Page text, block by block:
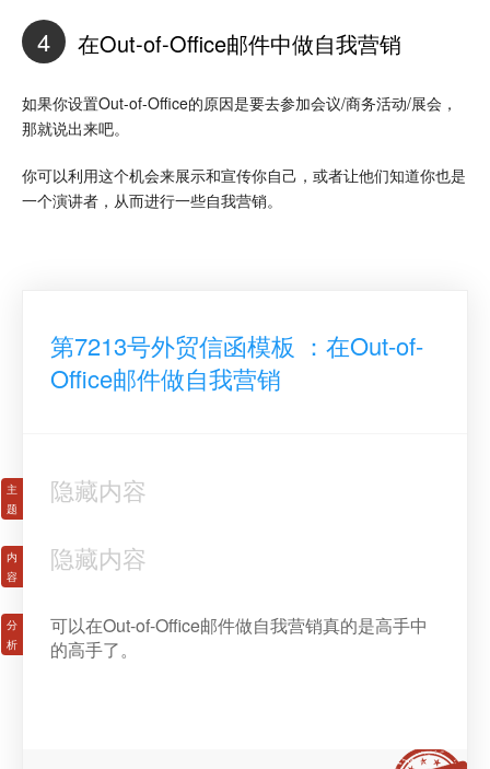
4 在Out-of-Office邮件中做自我营销
如果你设置Out-of-Office的原因是要去参加会议/商务活动/展会，
那就说出来吧。
你可以利用这个机会来展示和宣传你自己，或者让他们知道你也是
一个演讲者，从而进行一些自我营销。
第7213号外贸信函模板 ：在Out-of-
Office邮件做自我营销
隐藏内容
隐藏内容
可以在Out-of-Office邮件做自我营销真的是高手中
的高手了。